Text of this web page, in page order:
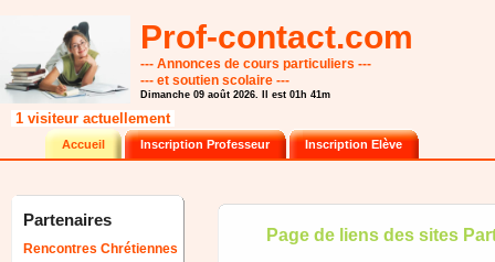
Prof-contact.com
--- Annonces de cours particuliers ---
--- et soutien scolaire ---
Dimanche 09 août 2026. Il est 01h 41m
1 visiteur actuellement
Accueil Inscription Professeur Inscription Elève
Partenaires
Rencontres Chrétiennes
Page de liens des sites